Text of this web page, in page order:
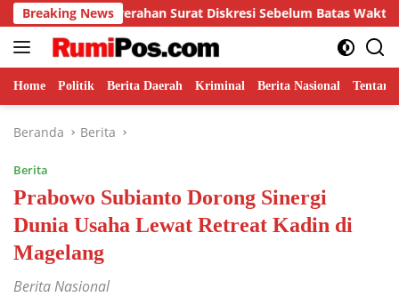
Langsung
ke
konten
Breaking News
Surat Diskresi Sebelum Batas Waktu H. Najmuddin
Home Politik Berita Daerah Kriminal Berita Nasional
Beranda Berita
Berita
Prabowo Subianto Dorong Sinergi
Dunia Usaha Lewat Retreat Kadin di
Magelang
Berita Nasional